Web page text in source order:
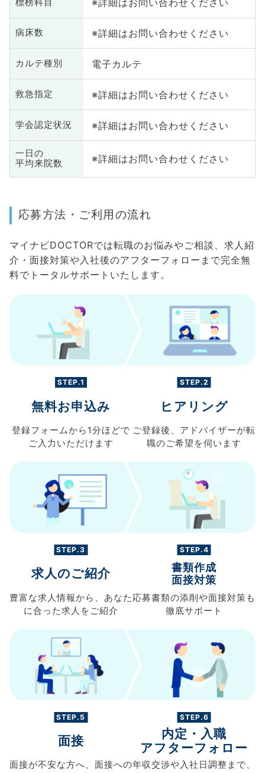
※詳細はお問い合わせください
病床数 ※詳細はお問い合わせください
カルテ種別 電子カルテ
救急指定 ※詳細はお問い合わせください
学会認定状況 ※詳細はお問い合わせください
一日の
平均来院数
※詳細はお問い合わせください
応募方法・ご利用の流れ
マイナビDOCTORでは転職のお悩みやご相談、求人紹
介・面接対策や入社後のアフターフォローまで完全無
料でトータルサポートいたします。
STEP.1
無料お申込み
登録フォームから 1分ほどで
ご入力 いただけます
STEP.2
ヒアリング
ご登録後、 アドバイザーが転
職のご希望を伺います
STEP.3
求人のご紹介
豊富な求人情報から、 あなた
に合った求人を ご紹介
STEP.4
書類作成
面接対策
応募書類の添削や面接対策も
徹底サポート
STEP.5
面接
面接が不安な方へ、 面接への
STEP.6
内定・入職
アフターフォロー
年収交渉や入社日調整まで、